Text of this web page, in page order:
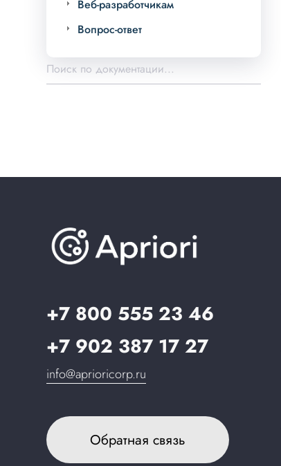
Веб-разработчикам
Вопрос-ответ
+7 800 555 23 46
+7 902 387 17 27
info@aprioricorp.ru
Обратная связь